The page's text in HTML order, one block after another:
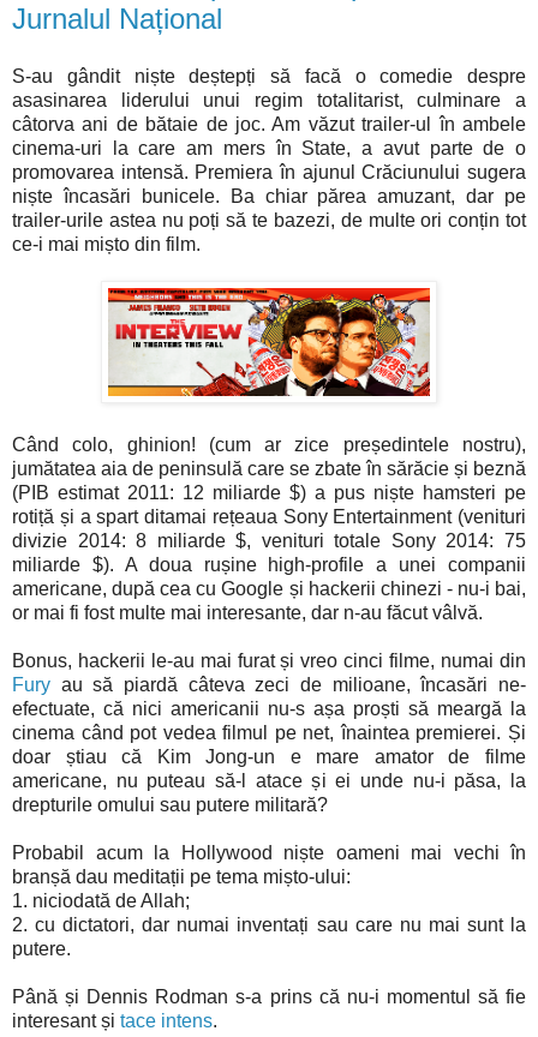
Jurnalul Național
S-au gândit niște deștepți să facă o comedie despre
asasinarea liderului unui regim totalitarist, culminare a
câtorva ani de bătaie de joc. Am văzut trailer-ul în ambele
cinema-uri la care am mers în State, a avut parte de o
promovarea intensă. Premiera în ajunul Crăciunului sugera
niște încasări bunicele. Ba chiar părea amuzant, dar pe
trailer-urile astea nu poți să te bazezi, de multe ori conțin tot
ce-i mai mișto din film.
Când colo, ghinion! (cum ar zice președintele nostru),
jumătatea aia de peninsulă care se zbate în sărăcie și beznă
(PIB estimat 2011: 12 miliarde $) a pus niște hamsteri pe
rotiță și a spart ditamai rețeaua Sony Entertainment (venituri
divizie 2014: 8 miliarde $, venituri totale Sony 2014: 75
miliarde $). A doua rușine high-profile a unei companii
americane, după cea cu Google și hackerii chinezi - nu-i bai,
or mai fi fost multe mai interesante, dar n-au făcut vâlvă.
Bonus, hackerii le-au mai furat și vreo cinci filme, numai din
Fury au să piardă câteva zeci de milioane, încasări ne-
efectuate, că nici americanii nu-s așa proști să meargă la
cinema când pot vedea filmul pe net, înaintea premierei. Și
doar știau că Kim Jong-un e mare amator de filme
americane, nu puteau să-l atace și ei unde nu-i păsa, la
drepturile omului sau putere militară?
Probabil acum la Hollywood niște oameni mai vechi în
branșă dau meditații pe tema mișto-ului:
1. niciodată de Allah;
2. cu dictatori, dar numai inventați sau care nu mai sunt la
putere.
Până și Dennis Rodman s-a prins că nu-i momentul să fie
interesant și tace intens.